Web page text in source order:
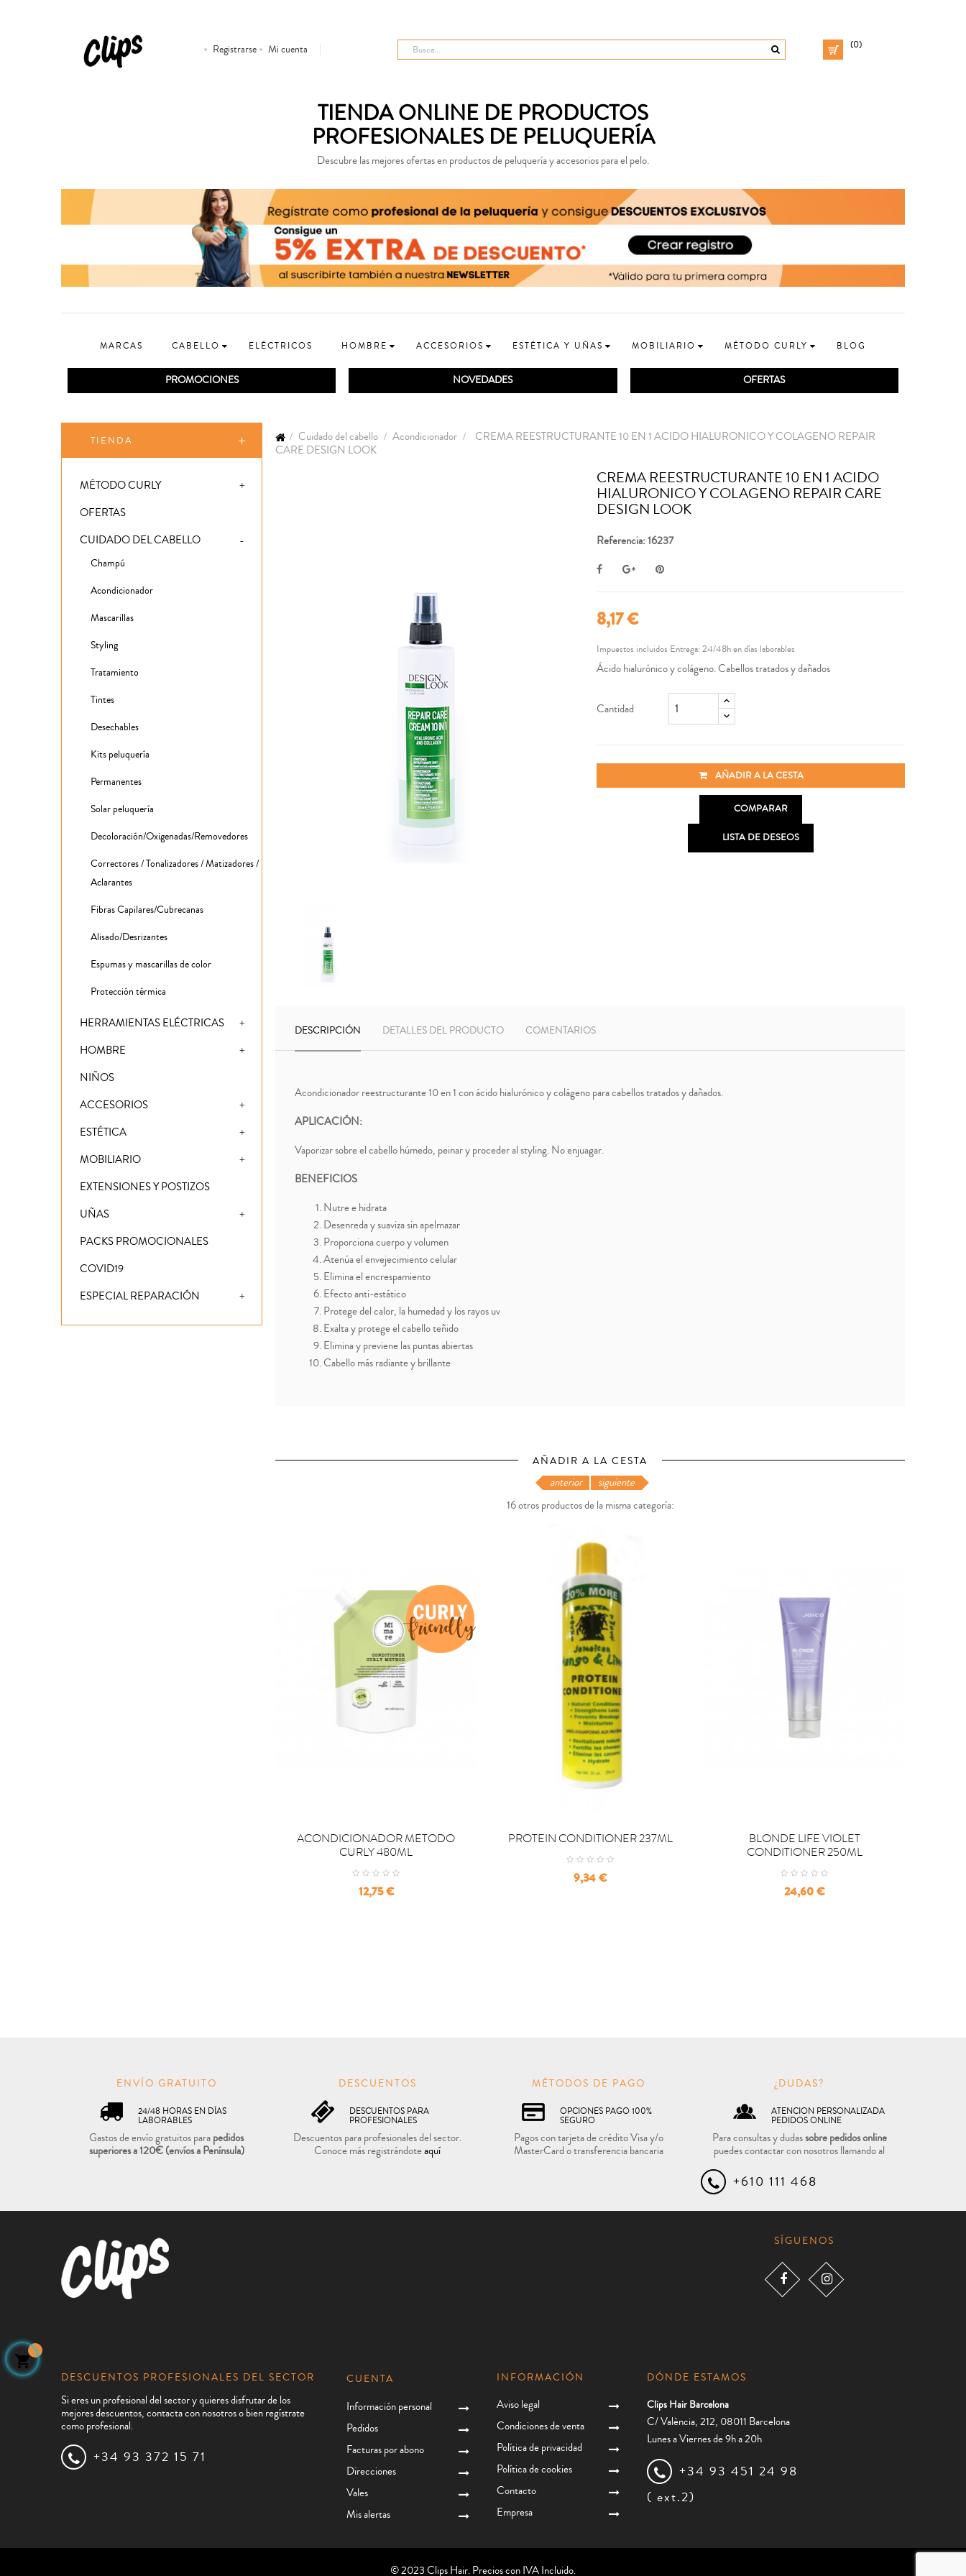
Registrarse Mi cuenta (0)
TIENDA ONLINE DE PRODUCTOS
PROFESIONALES DE PELUQUERÍA
Descubre las mejores ofertas en productos de peluquería y accesorios para el pelo.
MARCAS CABELLO ELÉCTRICOS HOMBRE ACCESORIOS ESTÉTICA Y UÑAS MOBILIARIO MÉTODO CURLY BLOG
PROMOCIONES NOVEDADES OFERTAS
TIENDA
MÉTODO CURLY
OFERTAS
CUIDADO DEL CABELLO
Champú
Acondicionador
Mascarillas
Styling
Tratamiento
Tintes
Desechables
Kits peluquería
Permanentes
Solar peluquería
Decoloración/Oxigenadas/Removedores
Correctores / Tonalizadores / Matizadores /
Aclarantes
Fibras Capilares/Cubrecanas
Alisado/Desrizantes
Espumas y mascarillas de color
Protección térmica
HERRAMIENTAS ELÉCTRICAS
HOMBRE
NIÑOS
ACCESORIOS
ESTÉTICA
MOBILIARIO
EXTENSIONES Y POSTIZOS
UÑAS
PACKS PROMOCIONALES
COVID19
ESPECIAL REPARACIÓN
Cuidado del cabello Acondicionador
CREMA REESTRUCTURANTE 10 EN 1 ACIDO HIALURONICO Y COLAGENO REPAIR
CARE DESIGN LOOK
CREMA REESTRUCTURANTE 10 EN 1 ACIDO
HIALURONICO Y COLAGENO REPAIR CARE
DESIGN LOOK
Referencia: 16237
8,17 €
Impuestos incluidos Entrega: 24/48h en días laborables
Ácido hialurónico y colágeno. Cabellos tratados y dañados
Cantidad
AÑADIR A LA CESTA
COMPARAR
LISTA DE DESEOS
DESCRIPCIÓN DETALLES DEL PRODUCTO COMENTARIOS
Acondicionador reestructurante 10 en 1 con ácido hialurónico y colágeno para cabellos tratados y dañados.
APLICACIÓN:
Vaporizar sobre el cabello húmedo, peinar y proceder al styling. No enjuagar.
BENEFICIOS
Nutre e hidrata
Desenreda y suaviza sin apelmazar
Proporciona cuerpo y volumen
Atenúa el envejecimiento celular
Elimina el encrespamiento
Efecto anti-estático
Protege del calor, la humedad y los rayos uv
Exalta y protege el cabello teñido
Elimina y previene las puntas abiertas
Cabello más radiante y brillante
AÑADIR A LA CESTA
16 otros productos de la misma categoría:

ACONDICIONADOR METODO
CURLY 480ML
Precio
12,75 €

PROTEIN CONDITIONER 237ML
Precio
9,34 €
BLONDE LIFE VIOLET
CONDITIONER 250ML
Precio
24,60 €
anterior siguiente
ENVÍO GRATUITO
24/48 HORAS EN DÍAS
LABORABLES
Gastos de envío gratuitos parapedidos
superiores a 120€(envíos a Península)
DESCUENTOS
DESCUENTOS PARA
PROFESIONALES
Descuentos para profesionales del sector.
Conoce más registrándoteaquí
MÉTODOS DE PAGO
OPCIONES PAGO 100%
SEGURO
Pagos con tarjeta de crédito Visa y/o
MasterCard o transferencia bancaria
¿DUDAS?
ATENCION PERSONALIZADA
PEDIDOS ONLINE
Para consultas y dudassobre pedidos online
puedes contactar con nosotros llamando al
+610 111 468
SÍGUENOS
DESCUENTOS PROFESIONALES DEL SECTOR
Si eres un profesional del sector y quieres disfrutar de los
mejores descuentos, contacta con nosotros o bien regístrate
como profesional.
+34 93 372 15 71
CUENTA
Información personal
Pedidos
Facturas por abono
Direcciones
Vales
Mis alertas
INFORMACIÓN
Aviso legal
Condiciones de venta
Política de privacidad
Política de cookies
Contacto
Empresa
DÓNDE ESTAMOS
Clips Hair Barcelona
C/ València, 212, 08011 Barcelona
Lunes a Viernes de 9h a 20h
+34 93 451 24 98
( ext.2)
© 2023 Clips Hair. Precios con IVA Incluido.
